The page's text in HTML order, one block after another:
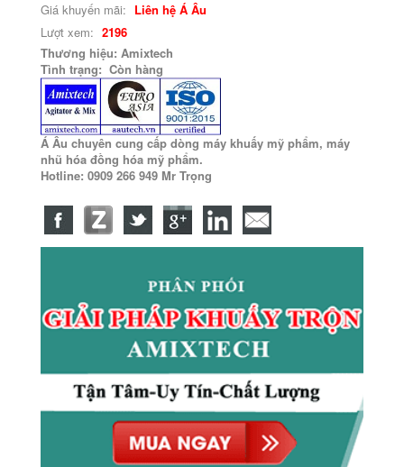
Giá khuyến mãi: Liên hệ Á Âu
Lượt xem: 2196
Thương hiệu: Amixtech
Tình trạng: Còn hàng
Á Âu chuyên cung cấp dòng máy khuấy mỹ phẩm, máy
nhũ hóa đồng hóa mỹ phẩm.
Hotline: 0909 266 949 Mr Trọng